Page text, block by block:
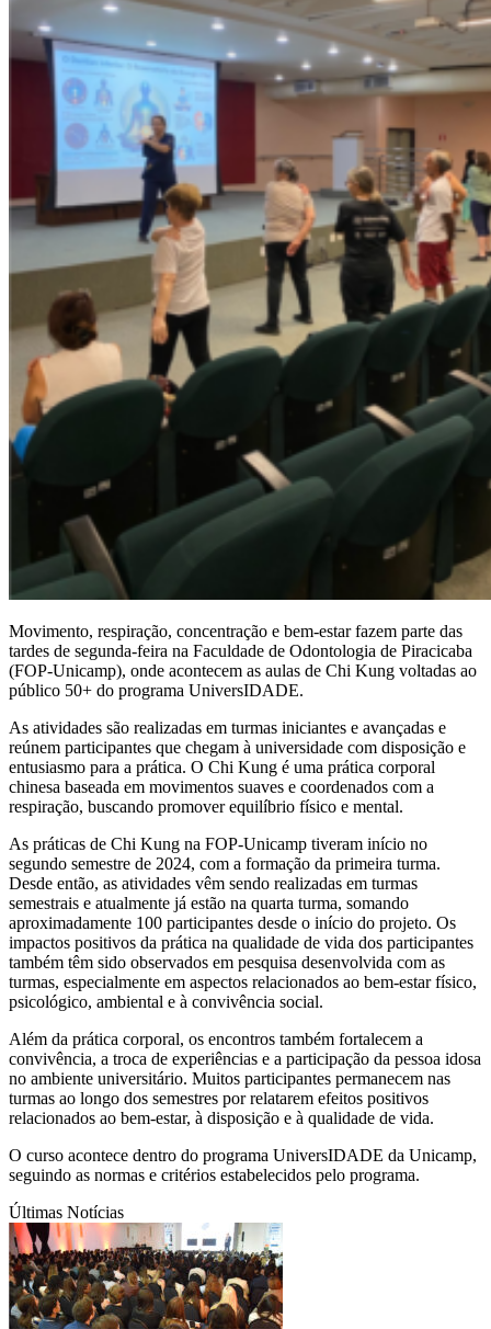
Movimento, respiração, concentração e bem-estar fazem parte das
tardes de segunda-feira na Faculdade de Odontologia de Piracicaba
(FOP-Unicamp), onde acontecem as aulas de Chi Kung voltadas ao
público 50+ do programa UniversIDADE.
As atividades são realizadas em turmas iniciantes e avançadas e
reúnem participantes que chegam à universidade com disposição e
entusiasmo para a prática. O Chi Kung é uma prática corporal
chinesa baseada em movimentos suaves e coordenados com a
respiração, buscando promover equilíbrio físico e mental.
As práticas de Chi Kung na FOP-Unicamp tiveram início no
segundo semestre de 2024, com a formação da primeira turma.
Desde então, as atividades vêm sendo realizadas em turmas
semestrais e atualmente já estão na quarta turma, somando
aproximadamente 100 participantes desde o início do projeto. Os
impactos positivos da prática na qualidade de vida dos participantes
também têm sido observados em pesquisa desenvolvida com as
turmas, especialmente em aspectos relacionados ao bem-estar físico,
psicológico, ambiental e à convivência social.
Além da prática corporal, os encontros também fortalecem a
convivência, a troca de experiências e a participação da pessoa idosa
no ambiente universitário. Muitos participantes permanecem nas
turmas ao longo dos semestres por relatarem efeitos positivos
relacionados ao bem-estar, à disposição e à qualidade de vida.
O curso acontece dentro do programa UniversIDADE da Unicamp,
seguindo as normas e critérios estabelecidos pelo programa.
Últimas Notícias